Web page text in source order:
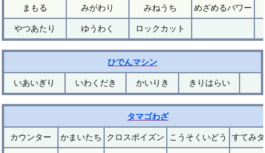
まもる みがわり みねうち めざめるパワー
やつあたり ゆうわく ロックカット
ひでんマシン
いあいぎり いわくだき かいりき きりはらい
タマゴわざ
カウンター かまいたち クロスポイズン こうそくいどう すてみ